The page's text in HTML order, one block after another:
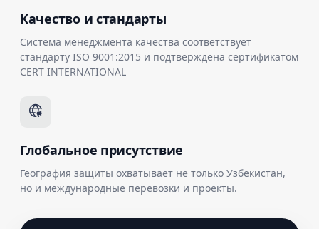
Качество и стандарты
Система менеджмента качества соответствует
стандарту ISO 9001:2015 и подтверждена сертификатом
CERT INTERNATIONAL
Глобальное присутствие
География защиты охватывает не только Узбекистан,
но и международные перевозки и проекты.